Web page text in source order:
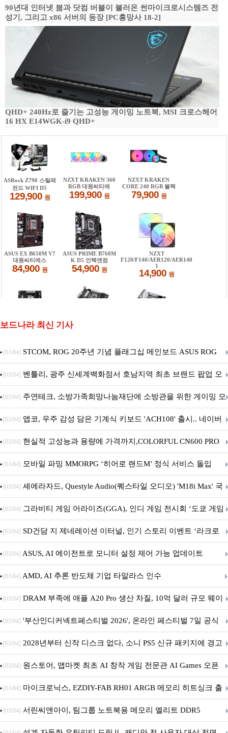
90년대 인터넷 붐과 닷컴 버블이 불러온 썬마이크로시스템즈 전
성기, 그리고 x86 서버의 등장 [PC흥망사 18-2]
QHD+ 240Hz로 즐기는 고성능 게이밍 노트북, MSI 크로스헤어
16 HX E14WGK-i9 QHD+
보드나라 최신 기사
[03/04] STCOM, ROG 20주년 기념 플래그십 메인보드 ASUS ROG
Crosshair X870E EDITION 20 국내 출시 예정
[03/04] 벤틀리, 광주 신세계백화점서 호남지역 최초 브랜드 팝업 오
픈
[03/04] 주연테크, 소방가족희망나눔재단에 소방관을 위한 게이밍 모
니터·스마트 펫 침대 기부
[03/04] 앱코, 우주 감성 담은 기계식 키보드 'ACH108' 출시.. 네이버
브랜드데이 기획전 진행
[03/04] 현실적 고성능과 용량에 가격까지,COLORFUL CN600 PRO
M.2 NVMe 디앤디컴 1TB
[03/04] 모바일 파밍 MMORPG ‘히어로 랜드M’ 정식 서비스 돌입
[03/04] 셰에라자드, Questyle Audio(퀘스타일 오디오) 'M18i Max' 국
내 정식 출시
[03/04] 그라비티 게임 어라이즈(GGA), 인디 게임 전시회 ‘도쿄 게임
던전 13’ 참가!
[03/04] SD건담 지 제네레이션 이터널, 인기 스토리 이벤트 ‘라크로
아의 용사’ 재개최 및 풍성한 기념 이벤트 실시!
[03/04] ASUS, AI 에이전트로 모니터 설정 제어 가능 업데이트
[03/04] AMD, AI 추론 반도체 기업 타알라스 인수
[03/04] DRAM 부족에 애플 A20 Pro 생산 차질, 10억 달러 규모 웨이
퍼 대기
[03/04] '부산인디커넥트페스티벌 2026', 온라인 페스티벌 7일 공식
개막... 22일간 진행
[03/04] 2028년부터 신작 디스크 없다, 소니 PS5 신규 패키지에 경고
문 추가
[03/04] 원스토어, 앱마켓 최초 AI 창작 게임 전문관 AI Games 오픈
[03/04] 마이크로닉스, EZDIY-FAB RH01 ARGB 메모리 히트싱크 출
시
[03/04] 서린씨앤아이, 팀그룹 노트북용 메모리 엘리트 DDR5